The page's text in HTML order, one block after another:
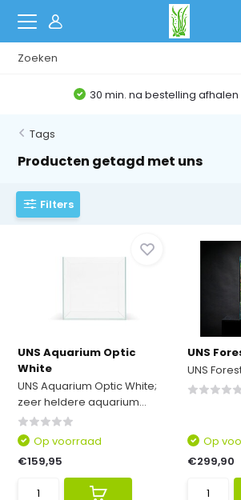
30 min. na bestelling afhalen
Tags
Producten getagd met uns
Filters
UNS Aquarium Optic
White
UNS Aquarium Optic White;
zeer heldere aquarium...
Op voorraad
€159,95
UNS
UNS
Op
€299,90